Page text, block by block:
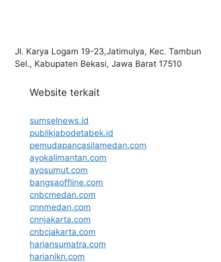
Jl. Karya Logam 19-23,Jatimulya, Kec. Tambun
Sel., Kabupaten Bekasi, Jawa Barat 17510
Website terkait
sumselnews.id
publikjabodetabek.id
pemudapancasilamedan.com
ayokalimantan.com
ayosumut.com
bangsaoffline.com
cnbcmedan.com
cnnmedan.com
cnnjakarta.com
cnbcjakarta.com
hariansumatra.com
harianikn.com